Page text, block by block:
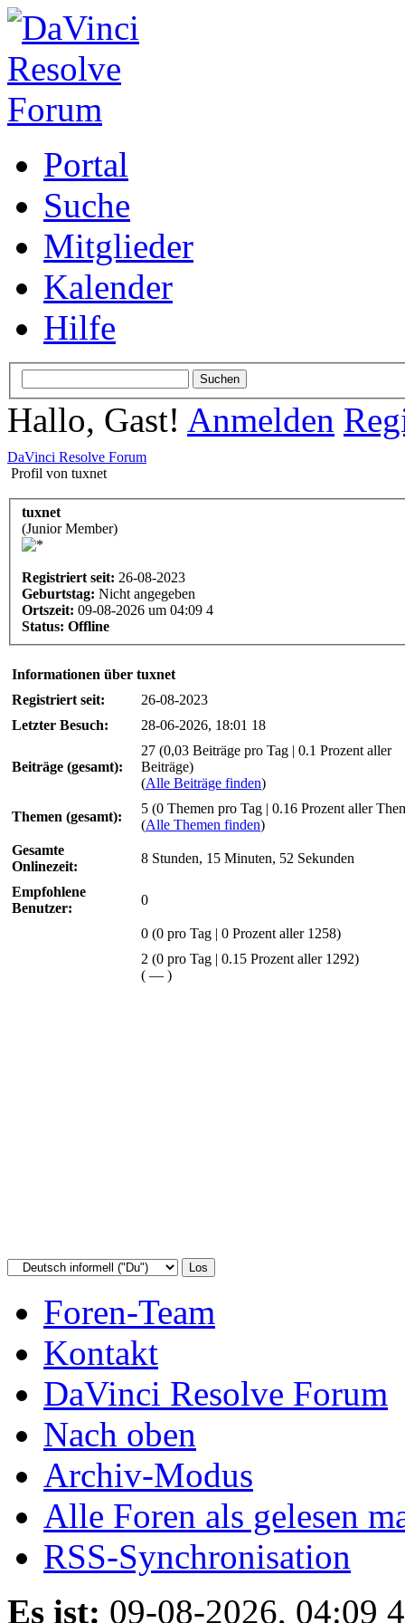
Portal
Suche
Mitglieder
Kalender
Hilfe
Hallo, Gast! Anmelden
DaVinci Resolve Forum
Profil von tuxnet
tuxnet
(Junior Member)
Registriert seit: 26-08-2023
Geburtstag: Nicht angegeben
Ortszeit: 09-08-2026 um 04:09 4
Status: Offline
Informationen über tuxnet
Registriert seit:
26-08-2023
Letzter Besuch:
28-06-2026, 18:01 18
Beiträge (gesamt):
27 (0,03 Beiträge pro Tag | 0.1 Prozent aller
Beiträge)
(Alle Beiträge finden)
Themen (gesamt):
5 (0 Themen pro Tag | 0.16 Prozent aller
(Alle Themen finden)
Gesamte
Onlinezeit:
8 Stunden, 15 Minuten, 52 Sekunden
Empfohlene
Benutzer:
0
0 (0 pro Tag | 0 Prozent aller 1258)
2 (0 pro Tag | 0.15 Prozent aller 1292)
( — )
Foren-Team
Kontakt
DaVinci Resolve Forum
Nach oben
Archiv-Modus
Alle Foren als gelesen
RSS-Synchronisation
Es ist: 09-08-2026, 04:09 4